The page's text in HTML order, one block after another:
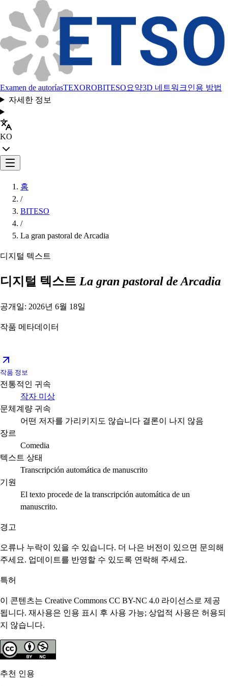
Examen de autoríasTEXOROBITESO요약3D 네트워크인용 방법
자세한 정보
KO
홈
/
BITESO
/
La gran pastoral de Arcadia
디지털 텍스트
디지털 텍스트 La gran pastoral de Arcadia
공개일: 2026년 6월 18일
작품 메타데이터
작품 정보
전통적인 귀속
작자 미상
문체계량 귀속
어떤 저자를 가리키지도 않습니다 결론이 나지 않음
장르
Comedia
텍스트 상태
Transcripción automática de manuscrito
기원
El texto procede de la transcripción automática de un
manuscrito.
경고
오류나 누락이 있을 수 있습니다. 더 나은 버전이 있으면 문의해
주세요. 업데이트를 반영할 수 있도록 연락해 주세요.
특허
이 콘텐츠는 Creative Commons CC BY-NC 4.0 라이선스로 제공
됩니다. 재사용은 인용 표시 후 사용 가능; 상업적 사용은 허용되
지 않습니다.
추천 인용